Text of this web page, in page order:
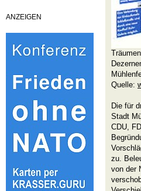
ANZEIGEN
Quelle:
Die für
Stadt
CDU,
zu.
von der